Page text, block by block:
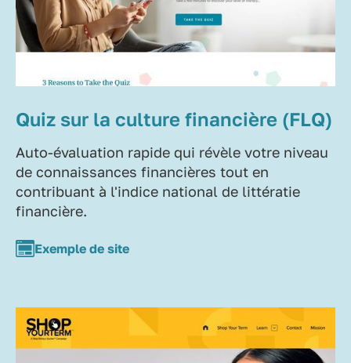
Quiz sur la culture financière (FLQ)
Auto-évaluation rapide qui révèle votre niveau
de connaissances financières tout en
contribuant à l'indice national de littératie
financière.
Exemple de site